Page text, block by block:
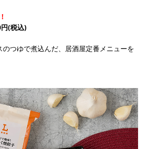
(税込)
つゆで煮込んだ、居酒屋定番メニューを